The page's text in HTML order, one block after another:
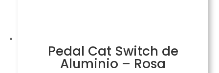
Pedal Cat Switch de
Aluminio – Rosa